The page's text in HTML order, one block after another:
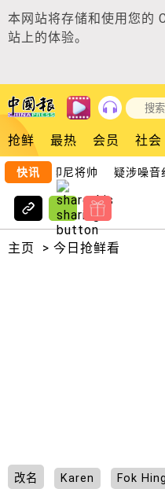
本网站将存储和使用您的
站上的体验。
抢鲜 最热 会员 社会
快讯
怒斥印尼将帅 疑涉噪音
主页 > 今日抢鲜看
改名 Karen Fok